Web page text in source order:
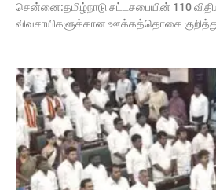
சென்னை:தமிழ்நாடு சட்டசபையின் 110
விவசாயிகளுக்கான ஊக்கத்தொகை